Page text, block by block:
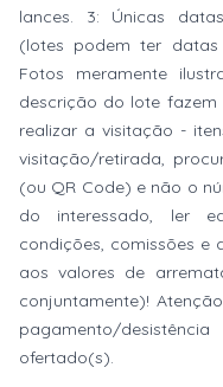
lances. 3: Únicas
(lotes podem ter
Fotos meramente
descrição do lote
realizar a visitação -
visitação/retirada,
(ou QR Code) e não o
do interessado, ler
condições, comissões e
aos valores de
conjuntamente)!
pagamento/
ofertado(s).